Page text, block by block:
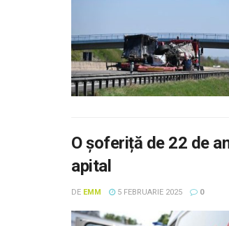
O șoferiță de 22 de
apital
DE EMM 5 FEBRUARIE 2025 0